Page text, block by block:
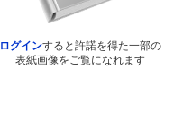
ログインすると許諾を得た一部の
表紙画像をご覧になれます